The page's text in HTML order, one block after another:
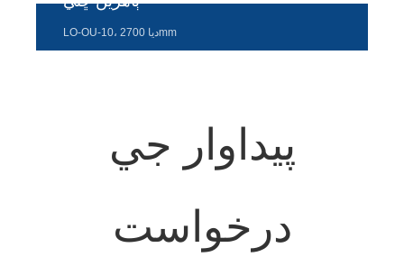
O'zbek
Esperanto
LO-OU-10، ديا 2700mm
پيداوار جي
درخواست